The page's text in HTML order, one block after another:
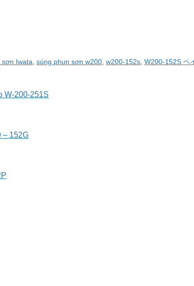
sơn Iwata súng phun sơn w200 w200-152s W200-152S ペ
W-200-251S
– 152G